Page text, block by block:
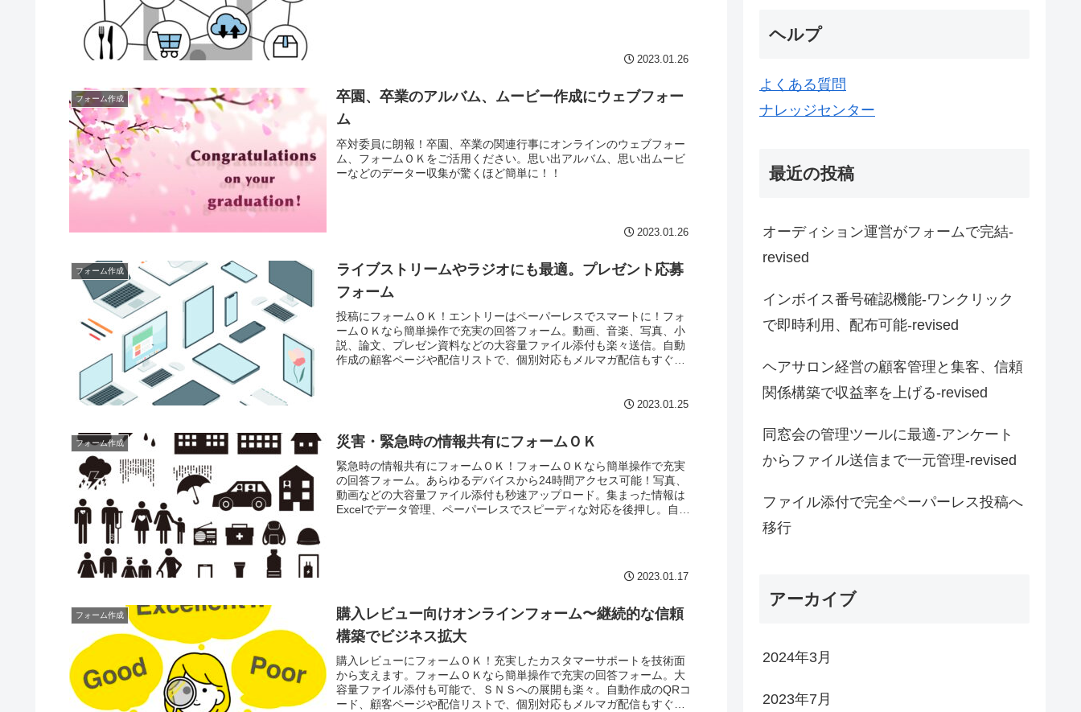
2023.01.26
フォーム作成
卒園、卒業のアルバム、ムービー作成にウェブフォー
ム
卒対委員に朗報！卒園、卒業の関連行事にオンラインのウェブフォー
ム、フォームＯＫをご活用ください。思い出アルバム、思い出ムービ
ーなどのデーター収集が驚くほど簡単に！！
2023.01.26
フォーム作成
ライブストリームやラジオにも最適。プレゼント応募
フォーム
投稿にフォームＯＫ！エントリーはペーパーレスでスマートに！フォ
ームＯＫなら簡単操作で充実の回答フォーム。動画、音楽、写真、小
説、論文、プレゼン資料などの大容量ファイル添付も楽々送信。自動
作成の顧客ページや配信リストで、個別対応もメルマガ配信もすぐで
2023.01.25
フォーム作成 災害・緊急時の情報共有にフォームＯＫ
緊急時の情報共有にフォームＯＫ！フォームＯＫなら簡単操作で充実
の回答フォーム。あらゆるデバイスから24時間アクセス可能！写真、
動画などの大容量ファイル添付も秒速アップロード。集まった情報は
Excelでデータ管理、ペーパーレスでスピーディな対応を後押し。自動
2023.01.17
フォーム作成
購入レビュー向けオンラインフォーム〜継続的な信頼
構築でビジネス拡大
購入レビューにフォームＯＫ！充実したカスタマーサポートを技術面
から支えます。フォームＯＫなら簡単操作で充実の回答フォーム。大
容量ファイル添付も可能で、ＳＮＳへの展開も楽々。自動作成のQRコ
ード、顧客ページや配信リストで、個別対応もメルマガ配信もすぐで
ヘルプ
よくある質問
ナレッジセンター
最近の投稿
オーディション運営がフォームで完結-
revised
インボイス番号確認機能-ワンクリック
で即時利用、配布可能-revised
ヘアサロン経営の顧客管理と集客、信頼
関係構築で収益率を上げる-revised
同窓会の管理ツールに最適-アンケート
からファイル送信まで一元管理-revised
ファイル添付で完全ペーパーレス投稿へ
移行
アーカイブ
2024年3月
2023年7月